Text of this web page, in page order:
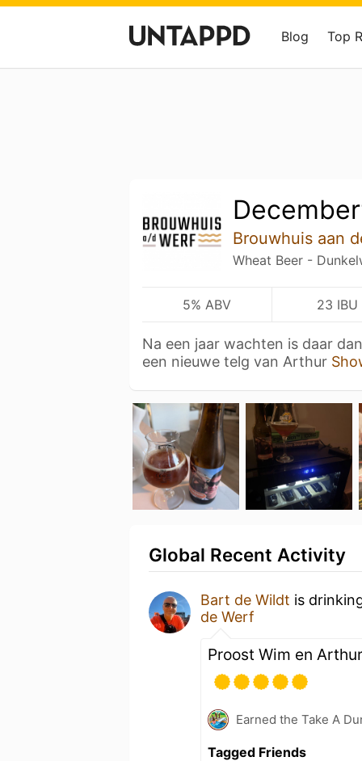
Blog Top
Brouwhuis aan
Wheat Beer -
5% ABV 23 IBU
Na een jaar wachten is daar
een nieuwe telg van Arthur
Global Recent Activity
Bart de Wildt is
de Werf
Proost Wim en
Earned the Take A
Tagged Friends